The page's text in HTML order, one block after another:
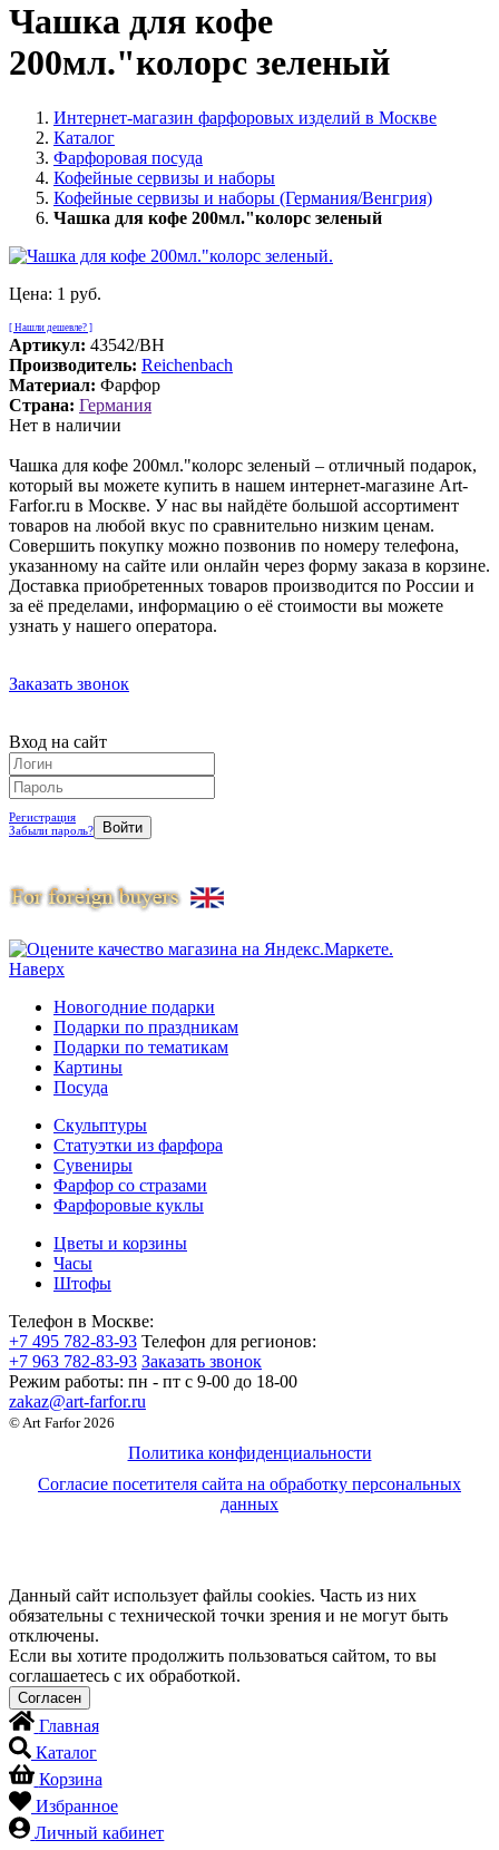
Чашка для кофе
200мл."колорс зеленый
Интернет-магазин фарфоровых изделий в Москве
Каталог
Фарфоровая посуда
Кофейные сервизы и наборы
Кофейные сервизы и наборы (Германия/Венгрия)
Чашка для кофе 200мл."колорс зеленый
Цена: 1 руб.
[ Нашли дешевле? ]
Артикул: 43542/BH
Производитель: Reichenbach
Материал: Фарфор
Страна: Германия
Нет в наличии
Чашка для кофе 200мл."колорс зеленый – отличный подарок,
который вы можете купить в нашем интернет-магазине Art-
Farfor.ru в Москве. У нас вы найдёте большой ассортимент
товаров на любой вкус по сравнительно низким ценам.
Совершить покупку можно позвонив по номеру телефона,
указанному на сайте или онлайн через форму заказа в корзине.
Доставка приобретенных товаров производится по России и
за её пределами, информацию о её стоимости вы можете
узнать у нашего оператора.
Заказать звонок
Вход на сайт
Регистрация
Забыли пароль?
Наверх
Новогодние подарки
Подарки по праздникам
Подарки по тематикам
Картины
Посуда
Скульптуры
Статуэтки из фарфора
Сувениры
Фарфор со стразами
Фарфоровые куклы
Цветы и корзины
Часы
Штофы
Телефон в Москве:
+7 495 782-83-93 Телефон для регионов:
+7 963 782-83-93 Заказать звонок
Режим работы: пн - пт c 9-00 до 18-00
zakaz@art-farfor.ru
© Art Farfor 2026
Политика конфиденциальности
Согласие посетителя сайта на обработку персональных
данных
Данный сайт использует файлы cookies. Часть из них
обязательны с технической точки зрения и не могут быть
отключены.
Если вы хотите продолжить пользоваться сайтом, то вы
соглашаетесь с их обработкой.
Главная
Каталог
Корзина
Избранное
Личный кабинет